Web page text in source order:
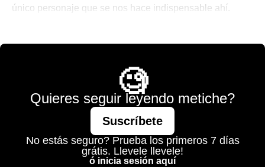
único personaje que se nos hace indispensable ahí.
🧐
Quieres seguir leyendo metiche?
Suscríbete
No estás seguro? Prueba los primeros 7 días
grátis. Llevele llevele!
ó inicia sesión aquí